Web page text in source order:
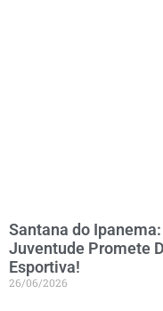
Santana do
Juventude Promete
Esportiva!
26/06/2026